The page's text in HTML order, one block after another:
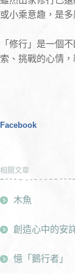
或小乘意趣，是多
「修行」是一個
索、挑戰的心情
Facebook
相關文章
木魚
創造心中的安
憶「鵝行者」